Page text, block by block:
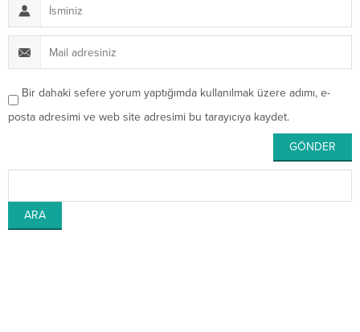
Bir dahaki sefere yorum yaptığımda kullanılmak üzere adımı, e-
posta adresimi ve web site adresimi bu tarayıcıya kaydet.